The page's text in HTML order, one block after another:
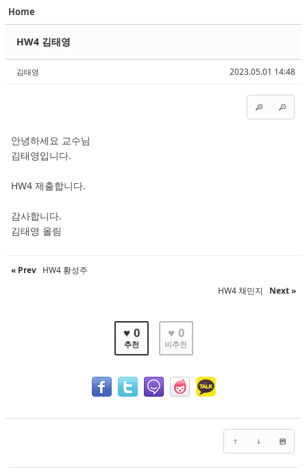
Home
2023.05.01 14:48
HW4 김태영
김태영
안녕하세요 교수님
김태영입니다.
HW4 제출합니다.
감사합니다.
김태영 올림
« Prev HW4 황성주
HW4 채민지
Next »
♥ 0
추천
♥ 0
비추천
Sketchbook5, 스케치북5
Sketchbook5, 스케치북5
Sketchbook5, 스케치북5
Sketchbook5, 스케치북5